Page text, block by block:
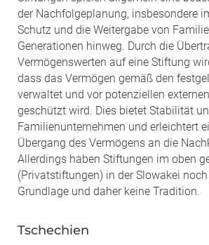
der Nachfolgeplanung, insbesondere
Schutz und die Weitergabe von
Generationen hinweg. Durch die
Vermögenswerten auf eine Stiftung
dass das Vermögen gemäß den
verwaltet und vor potenziellen
geschützt wird. Dies bietet Stabilität
Familienunternehmen und erleichtert
Übergang des Vermögens an die
Allerdings haben Stiftungen im oben
(Privatstiftungen) in der Slowakei
Grundlage und daher keine Tradition.
Tschechien